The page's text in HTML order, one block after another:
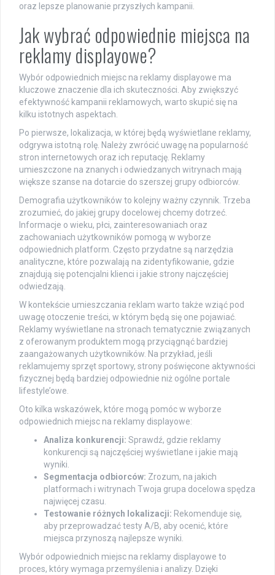
oraz lepsze planowanie przyszłych kampanii.
Jak wybrać odpowiednie miejsca na
reklamy displayowe?
Wybór odpowiednich miejsc na reklamy displayowe ma
kluczowe znaczenie dla ich skuteczności. Aby zwiększyć
efektywność kampanii reklamowych, warto skupić się na
kilku istotnych aspektach.
Po pierwsze, lokalizacja, w której będą wyświetlane reklamy,
odgrywa istotną rolę. Należy zwrócić uwagę na popularność
stron internetowych oraz ich reputację. Reklamy
umieszczone na znanych i odwiedzanych witrynach mają
większe szanse na dotarcie do szerszej grupy odbiorców.
Demografia użytkowników to kolejny ważny czynnik. Trzeba
zrozumieć, do jakiej grupy docelowej chcemy dotrzeć.
Informacje o wieku, płci, zainteresowaniach oraz
zachowaniach użytkowników pomogą w wyborze
odpowiednich platform. Często przydatne są narzędzia
analityczne, które pozwalają na zidentyfikowanie, gdzie
znajdują się potencjalni klienci i jakie strony najczęściej
odwiedzają.
W kontekście umieszczania reklam warto także wziąć pod
uwagę otoczenie treści, w którym będą się one pojawiać.
Reklamy wyświetlane na stronach tematycznie związanych
z oferowanym produktem mogą przyciągnąć bardziej
zaangażowanych użytkowników. Na przykład, jeśli
reklamujemy sprzęt sportowy, strony poświęcone aktywności
fizycznej będą bardziej odpowiednie niż ogólne portale
lifestyle’owe.
Oto kilka wskazówek, które mogą pomóc w wyborze
odpowiednich miejsc na reklamy displayowe:
Analiza konkurencji: Sprawdź, gdzie reklamy
konkurencji są najczęściej wyświetlane i jakie mają
wyniki.
Segmentacja odbiorców: Zrozum, na jakich
platformach i witrynach Twoja grupa docelowa spędza
najwięcej czasu.
Testowanie różnych lokalizacji: Rekomenduje się,
aby przeprowadzać testy A/B, aby ocenić, które
miejsca przynoszą najlepsze wyniki.
Wybór odpowiednich miejsc na reklamy displayowe to
proces, który wymaga przemyślenia i analizy. Dzięki